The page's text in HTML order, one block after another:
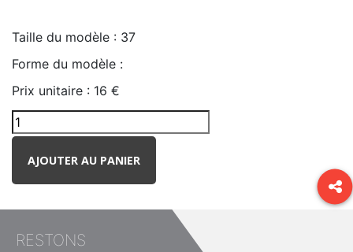
Taille du modèle : 37
Forme du modèle :
Prix unitaire : 16 €
AJOUTER AU PANIER
RESTONS